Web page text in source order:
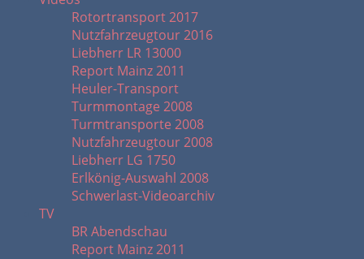
Rotortransport 2017
Nutzfahrzeugtour 2016
Liebherr LR 13000
Report Mainz 2011
Heuler-Transport
Turmmontage 2008
Turmtransporte 2008
Nutzfahrzeugtour 2008
Liebherr LG 1750
Erlkönig-Auswahl 2008
Schwerlast-Videoarchiv
TV
BR Abendschau
Report Mainz 2011